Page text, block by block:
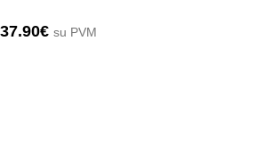
37.90€ su PVM